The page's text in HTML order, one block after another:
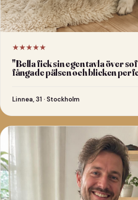
★★★★★
"Bella fick sin egen tavla över
fångade pälsen och blicken
Linnea, 31 · Stockholm